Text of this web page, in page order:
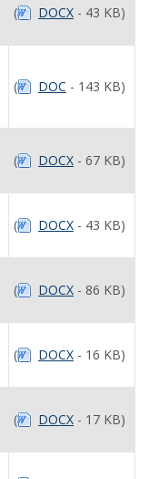
( DOCX - 43 KB)
( DOC - 143 KB)
( DOCX - 67 KB)
( DOCX - 43 KB)
( DOCX - 86 KB)
( DOCX - 16 KB)
( DOCX - 17 KB)